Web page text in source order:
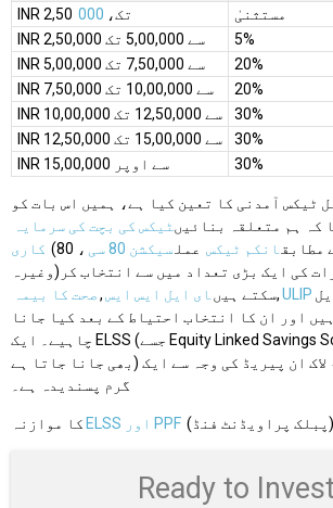
INR 2,50 تک، 000 مستثنیٰ
INR 2,50,000 سے 5,00,000 تک
5%
INR 5,00,000 سے 7,50,000 تک
20%
INR 7,50,000 سے 10,00,000 تک
20%
INR 10,00,000 سے 12,50,000 تک
30%
INR 12,50,000 سے 15,00,000 تک
30%
INR 15,00,000 سے اوپر
30%
ٹیکس آمدنی کا تعین کیا ہے، ہمیں اس بات کو
کہ ہم متعلقہ بنائیںٹیکس کی بچت کی سرمایہ
کاری
مطابق انکم ٹیکس عمل سیکشن 80 سی
، 80D
وغیرہ)۔ ایک جیسے اختیارات کی ایک بڑی تعداد میں سے انتخاب کر
سکتے ہیں ای ایل ایس ایس,صحت کا بیمہ ,ULIP
اور ان کا انتخاب احتیاط کے بعد کیا جانا
چاہیے۔ ایک ELSS (جسے Equity Linked Savings Scheme کے نام سے
بھی جانا جاتا ہے) 3 سال کے نسبتاً کم لاک ان پیریڈ کی وجہ سے ایک
گرم پسندیدہ ہے۔
کا موازنہ ELSS اور PPF
Ready to